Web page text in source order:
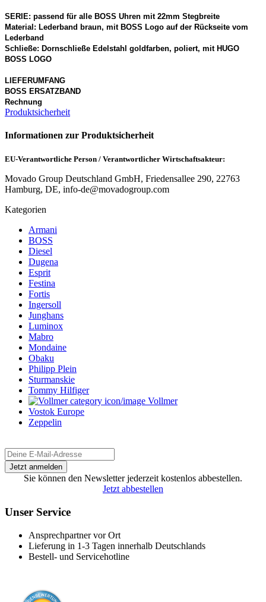
SERIE: passend für alle BOSS Uhren mit 22mm Stegbreite
Material: Lederband braun, mit BOSS Logo auf der Rückseite vom
Lederband
Schließe: Dornschließe Edelstahl goldfarben, poliert, mit HUGO
BOSS LOGO
LIEFERUMFANG
BOSS ERSATZBAND
Rechnung
Produktsicherheit
Informationen zur Produktsicherheit
EU-Verantwortliche Person / Verantwortlicher Wirtschaftsakteur:
Movado Group Deutschland GmbH, Friedensallee 290, 22763
Hamburg, DE, info-de@movadogroup.com
Kategorien
Armani
BOSS
Diesel
Dugena
Esprit
Festina
Fortis
Ingersoll
Junghans
Luminox
Mabro
Mondaine
Obaku
Philipp Plein
Sturmanskie
Tommy Hilfiger
Vollmer
Vostok Europe
Zeppelin
Sie können den Newsletter jederzeit kostenlos abbestellen.
Jetzt abbestellen
Unser Service
Ansprechpartner vor Ort
Lieferung in 1-3 Tagen innerhalb Deutschlands
Bestell- und Servicehotline